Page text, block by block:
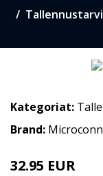
Kategoriat:
Brand:
32.95 EUR